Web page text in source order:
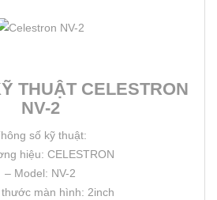
THUẬT CELESTRON
NV-2
số kỹ thuật:
hiệu: CELESTRON
– Model: NV-2
màn hình: 2inch